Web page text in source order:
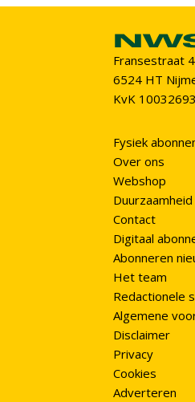
Fransestraat
6524 HT
KvK 10032693
Fysiek
Over ons
Webshop
Contact
Digitaal
Abonneren
Het team
Redactionele
Algemene
Disclaimer
Privacy
Cookies
Adverteren